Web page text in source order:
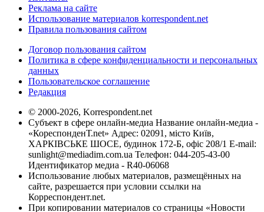
Реклама на сайте
Использование материалов korrespondent.net
Правила пользования сайтом
Договор пользования сайтом
Политика в сфере конфиденциальности и персональных
данных
Пользовательское соглашение
Редакция
© 2000-2026, Korrespondent.net
Субъект в сфере онлайн-медиа Название онлайн-медиа -
«КореспонденТ.net» Адрес: 02091, місто Київ,
ХАРКІВСЬКЕ ШОСЕ, будинок 172-Б, офіс 208/1 E-mail:
sunlight@mediadim.com.ua Телефон: 044-205-43-00
Идентификатор медиа - R40-06068
Использование любых материалов, размещённых на
сайте, разрешается при условии ссылки на
Корреспондент.net.
При копировании материалов со страницы «Новости